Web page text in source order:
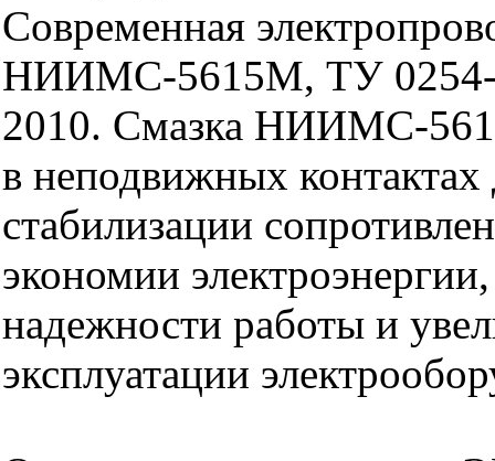
Современная
НИИМС-5615М, ТУ 0254-
2010. Смазка НИИМС-
в неподвижных
стабилизации
экономии
надежности работы и
эксплуатации